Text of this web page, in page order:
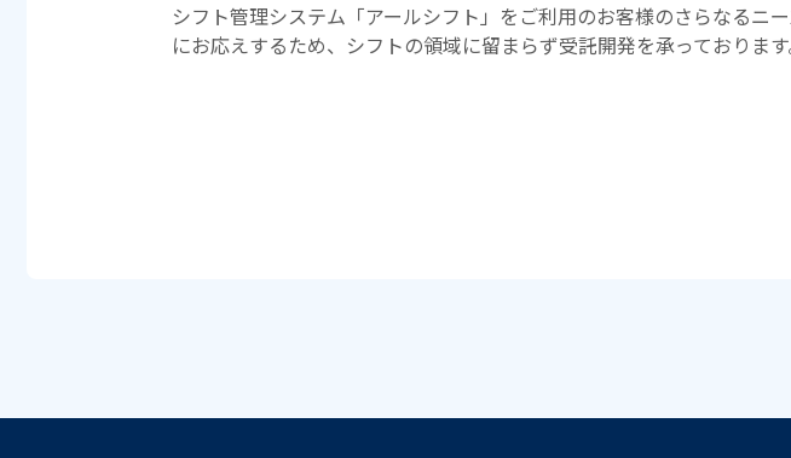
シフト管理システム「アールシフト」をご利用のお客様のさらなるニ
にお応えするため、シフトの領域に留まらず受託開発を承っております